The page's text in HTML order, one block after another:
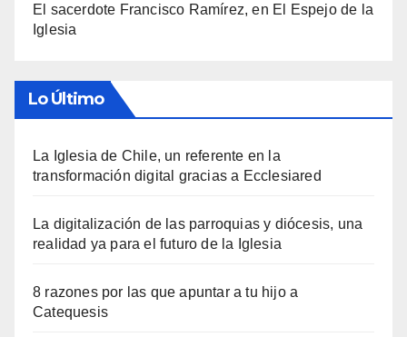
El sacerdote Francisco Ramírez, en El Espejo de la
Iglesia
Lo Último
La Iglesia de Chile, un referente en la
transformación digital gracias a Ecclesiared
La digitalización de las parroquias y diócesis, una
realidad ya para el futuro de la Iglesia
8 razones por las que apuntar a tu hijo a
Catequesis